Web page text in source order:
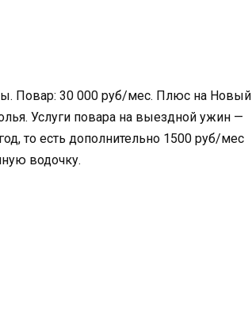
Повар: 30 000 руб/мес. Плюс на Новый
Услуги повара на выездной ужин —
то есть дополнительно 1500 руб/мес
водочку.